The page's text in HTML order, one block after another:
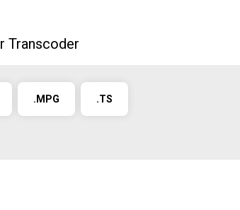
Transcoder
.MPG .TS